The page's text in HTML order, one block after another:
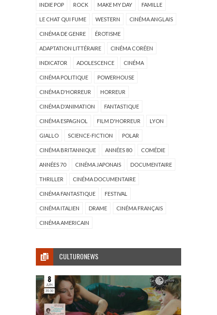
INDIE POP ROCK MAKE MY DAY FAMILLE
LE CHAT QUI FUME WESTERN CINÉMA ANGLAIS
CINÉMA DE GENRE ÉROTISME
ADAPTATION LITTÉRAIRE CINÉMA CORÉEN
INDICATOR ADOLESCENCE CINÉMA
CINÉMA POLITIQUE POWERHOUSE
CINÉMA D'HORREUR HORREUR
CINÉMA D'ANIMATION FANTASTIQUE
CINÉMA ESPAGNOL FILM D'HORREUR LYON
GIALLO SCIENCE-FICTION POLAR
CINÉMA BRITANNIQUE ANNÉES 80 COMÉDIE
ANNÉES 70 CINÉMA JAPONAIS DOCUMENTAIRE
THRILLER CINÉMA DOCUMENTAIRE
CINÉMA FANTASTIQUE FESTIVAL
CINÉMA ITALIEN DRAME CINÉMA FRANÇAIS
CINÉMA AMERICAIN
CULTURONEWS